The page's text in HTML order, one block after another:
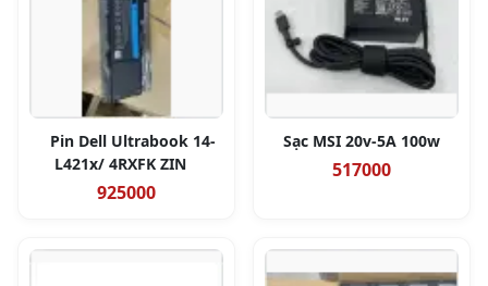
Pin Dell Ultrabook 14-
L421x/ 4RXFK ZIN
925000
Sạc MSI 20v-5A 100w
517000